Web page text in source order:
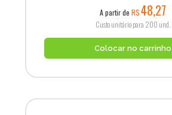
A partir de R$48,27
Custo unitário para 200 und.
Colocar no carrinho